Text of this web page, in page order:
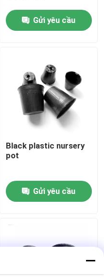
Gửi yêu cầu
Black plastic nursery
pot
Gửi yêu cầu